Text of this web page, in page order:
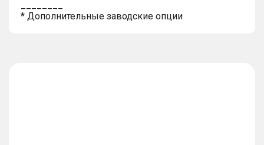
* Дополнительные заводские опции